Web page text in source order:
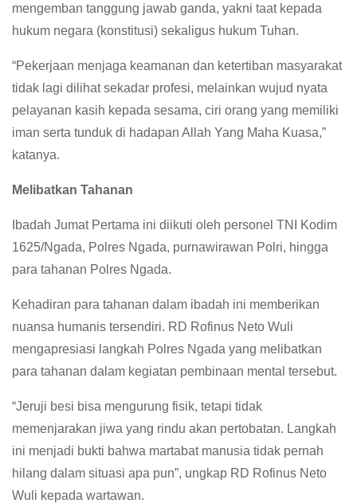
mengemban tanggung jawab ganda, yakni taat kepada
hukum negara (konstitusi) sekaligus hukum Tuhan.
“Pekerjaan menjaga keamanan dan ketertiban masyarakat
tidak lagi dilihat sekadar profesi, melainkan wujud nyata
pelayanan kasih kepada sesama, ciri orang yang memiliki
iman serta tunduk di hadapan Allah Yang Maha Kuasa,”
katanya.
Melibatkan Tahanan
Ibadah Jumat Pertama ini diikuti oleh personel TNI Kodim
1625/Ngada, Polres Ngada, purnawirawan Polri, hingga
para tahanan Polres Ngada.
Kehadiran para tahanan dalam ibadah ini memberikan
nuansa humanis tersendiri. RD Rofinus Neto Wuli
mengapresiasi langkah Polres Ngada yang melibatkan
para tahanan dalam kegiatan pembinaan mental tersebut.
“Jeruji besi bisa mengurung fisik, tetapi tidak
memenjarakan jiwa yang rindu akan pertobatan. Langkah
ini menjadi bukti bahwa martabat manusia tidak pernah
hilang dalam situasi apa pun”, ungkap RD Rofinus Neto
Wuli kepada wartawan.